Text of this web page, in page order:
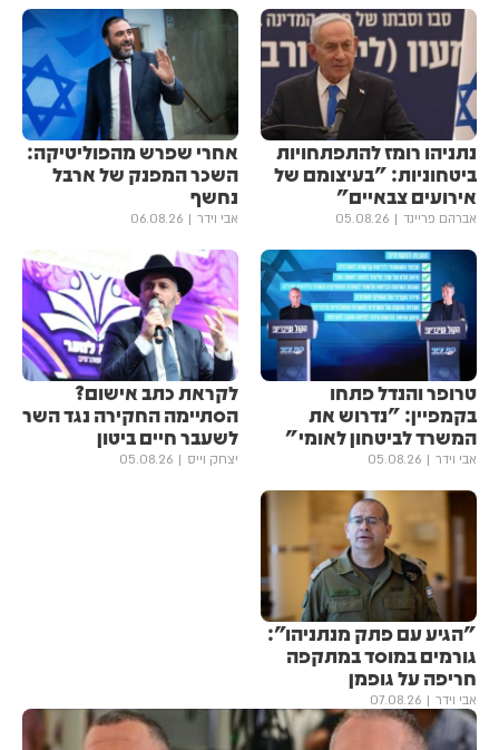
נתניהו רומז להתפתחויות
ביטחוניות: "בעיצומם של
אירועים צבאיים"
אברהם פריינד 05.08.26
אחרי שפרש מהפוליטיקה:
השכר המפנק של ארבל
נחשף
אבי וידר 06.08.26
טרופר והנדל פתחו
בקמפיין: "נדרוש את
המשרד לביטחון לאומי"
אבי וידר 05.08.26
לקראת כתב אישום?
הסתיימה החקירה נגד השר
לשעבר חיים ביטון
יצחק וייס 05.08.26
"הגיע עם פתק מנתניהו":
גורמים במוסד במתקפה
חריפה על גופמן
אבי וידר 07.08.26